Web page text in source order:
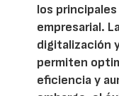
los
empresarial.
digitalización
permiten
eficiencia y